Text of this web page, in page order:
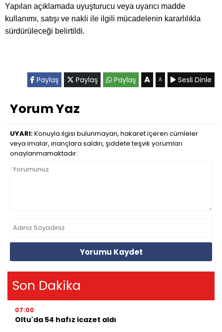
Yapılan açıklamada uyuşturucu veya uyarıcı madde
kullanımı, satışı ve nakli ile ilgili mücadelenin kararlılıkla
sürdürüleceği belirtildi.
Paylaş Paylaş Paylaş A A Sesli Dinle
Yorum Yaz
UYARI:Konuyla ilgisi bulunmayan, hakaret içeren cümleler
veya imalar, inançlara saldırı, şiddete teşvik yorumları
onaylanmamaktadır.
Yorumu Kaydet
Son Dakika
07:00
Oltu'da 54 hafız icazet aldı